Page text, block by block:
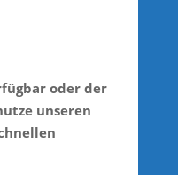
oder der
unseren